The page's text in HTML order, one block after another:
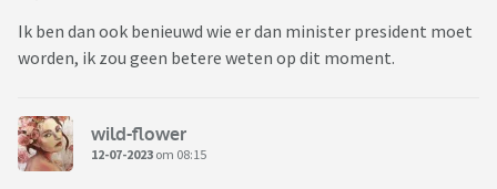
Ik ben dan ook benieuwd wie er dan minister president moet
worden, ik zou geen betere weten op dit moment.
wild-flower
12-07-2023 om 08:15